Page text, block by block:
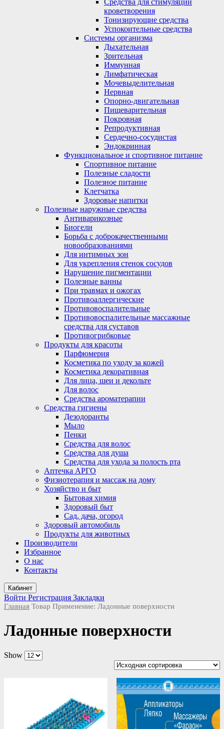
Средства для стимуляции
кроветворения
Тонизирующие средства
Успокоительные средства
Системы организма
Дыхательная
Зрительная
Иммунная
Лимфатическая
Мочевыделительная
Нервная
Опорно-двигательная
Пищеварительная
Покровная
Репродуктивная
Сердечно-сосудистая
Эндокринная
Функциональное и спортивное питание
Спортивное питание
Полезные сладости
Полезное питание
Клетчатка
Здоровые напитки
Полезные наружные средства
Антиварикозные
Биогели
Борьба с доброкачественными
новообразованиями
Для интимных зон
Для укрепления стенок сосудов
Нарушение пигментации
Полезные ванны
При травмах и ожогах
Противоаллергические
Противовоспалительные
Противовоспалительные массажные
средства для суставов
Противогрибковые
Продукты для красоты
Парфюмерия
Косметика по уходу за кожей
Косметика декоративная
Для лица, шеи и декольте
Для волос
Средства ароматерапии
Средства гигиены
Дезодоранты
Мыло
Пенки
Средства для волос
Средства для душа
Средства для ухода за полость рта
Аптечка АРГО
Физиотерапия и массаж на дому
Хозяйство и быт
Бытовая химия
Здоровый быт
Сад, дача, огород
Здоровый автомобиль
Продукты для животных
Производители
Избранное
О нас
Контакты
Кабинет
Войти Регистрация Закладки
Главная Товар Применение: Ладонные поверхности
Ладонные поверхности
Show